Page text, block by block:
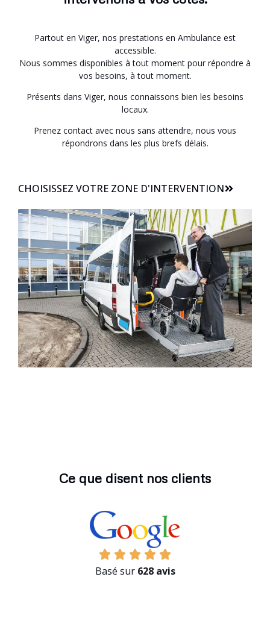
Partout en Viger, nos prestations en Ambulance est
accessible.
Nous sommes disponibles à tout moment pour répondre à
vos besoins, à tout moment.
Présents dans Viger, nous connaissons bien les besoins
locaux.
Prenez contact avec nous sans attendre, nous vous
répondrons dans les plus brefs délais.
CHOISISSEZ VOTRE ZONE D'INTERVENTION
Ce que disent nos clients
Basé sur 628 avis